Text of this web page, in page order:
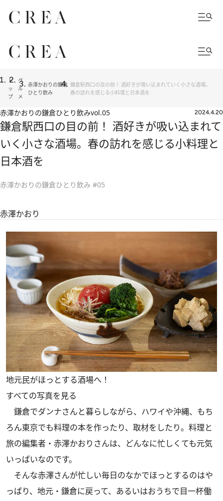
ト
ッ
プ
グ
ル
メ
赤澤かおりの鎌倉
ひとり飲み
鎌倉駅西口の目の前！ 酒好きが吸い込まれていく小さな酒場。
春の訪れを感じる小料理と日本酒を
赤澤かおりの鎌倉ひとり飲みvol.05 2024.4.20
鎌倉駅西口の目の前！ 酒好きが吸い込まれて
いく小さな酒場。春の訪れを感じる小料理と
日本酒を
赤澤かおりの鎌倉ひとり飲み #05
赤澤かおり
地元民がほっとする酒場へ！
すべての写真を見る
鎌倉でダンナさんと暮らしながら、ハワイや沖縄、もち
ろん東京でも料理の本を作ったり、取材をしたり。料理と
旅の編集者・赤澤かおりさんは、どんなに忙しくても元気
いっぱいなのです。
そんな赤澤さんが忙しい毎日のなかでほっとするのはや
っぱり、地元・鎌倉に戻って、あるいはおうちで目一杯働